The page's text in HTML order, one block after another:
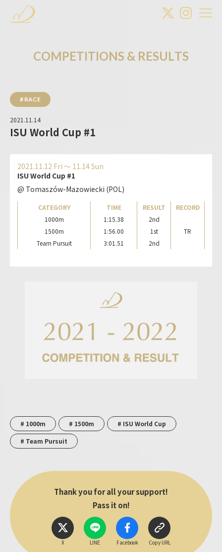
COMPETITIONS & RESULTS
# RACE
2021.11.14
ISU World Cup #1
2021.11.12 Fri 〜 11.14 Sun
ISU World Cup #1
@ Tomaszów-Mazowiecki (POL)
CATEGORY TIME RESULT
RECORD
1000m
1:15.38
2nd
1500m
1:56.00 1st
TR
Team Pursuit
3:01.51 2nd
# 1000m # 1500m # ISU World Cup
# Team Pursuit
Thank you for all your support!
Pass it on!
X LINE Facebook Copy URL